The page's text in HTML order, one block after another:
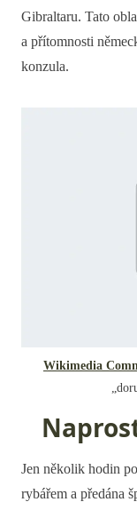
Gibraltaru. Tato
a přítomnosti
konzula.
Wikimedia
Jen několik hodin
rybářem a předána